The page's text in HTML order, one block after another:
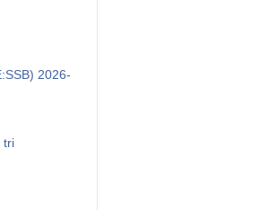
2026-
tri